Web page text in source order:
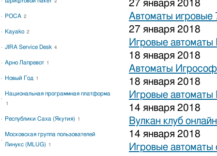
27 января 2018
Автоматы игровые
27 января 2018
Игровые автоматы
18 января 2018
Автоматы
18 января 2018
Игровые автоматы
14 января 2018
Вулкан клуб онлайн
14 января 2018
Игровые
2
РОСА 2
Kayako 2
JIRA Service Desk 4
Арно Лапревот 1
Новый Год 1
Национальная программная платформа
1
Республики Саха (Якутия) 1
Московская группа пользователей
Линукс (MLUG)
1